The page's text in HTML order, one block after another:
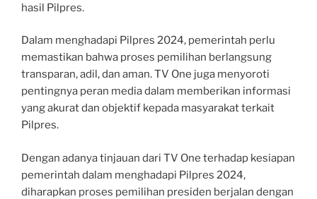
hasil Pilpres.
Dalam menghadapi Pilpres 2024, pemerintah perlu
memastikan bahwa proses pemilihan berlangsung
transparan, adil, dan aman. TV One juga menyoroti
pentingnya peran media dalam memberikan informasi
yang akurat dan objektif kepada masyarakat terkait
Pilpres.
Dengan adanya tinjauan dari TV One terhadap kesiapan
pemerintah dalam menghadapi Pilpres 2024,
diharapkan proses pemilihan presiden berjalan dengan